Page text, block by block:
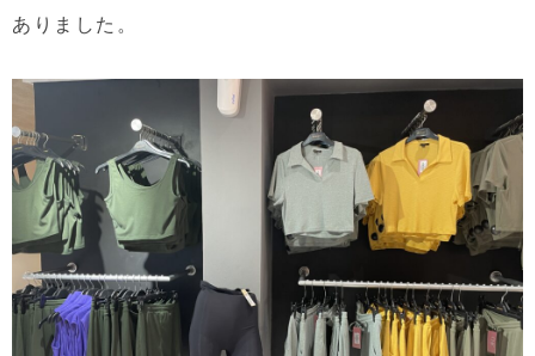
ありました。